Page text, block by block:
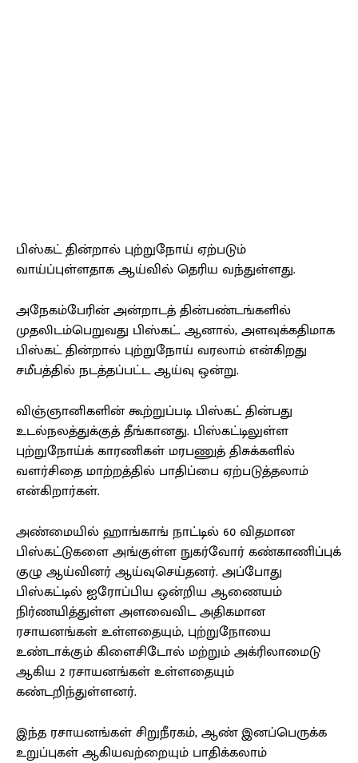
பிஸ்கட் தின்றால் புற்றுநோய் ஏற்படும்
வாய்ப்புள்ளதாக ஆய்வில் தெரிய வந்துள்ளது.
அநேகம்பேரின் அன்றாடத் தின்பண்டங்களில்
முதலிடம்பெறுவது பிஸ்கட். ஆனால், அளவுக்கதிமாக
பிஸ்கட் தின்றால் புற்றுநோய் வரலாம் என்கிறது
சமீபத்தில் நடத்தப்பட்ட ஆய்வு ஒன்று.
விஞ்ஞானிகளின் கூற்றுப்படி பிஸ்கட் தின்பது
உடல்நலத்துக்குத் தீங்கானது. பிஸ்கட்டிலுள்ள
புற்றுநோய்க் காரணிகள் மரபணுத் திசுக்களில்
வளர்சிதை மாற்றத்தில் பாதிப்பை ஏற்படுத்தலாம்
என்கிறார்கள்.
அண்மையில் ஹாங்காங் நாட்டில் 60 விதமான
பிஸ்கட்டுகளை அங்குள்ள நுகர்வோர் கண்காணிப்புக்
குழு ஆய்வினர் ஆய்வுசெய்தனர். அப்போது
பிஸ்கட்டில் ஐரோப்பிய ஒன்றிய ஆணையம்
நிர்ணயித்துள்ள அளவைவிட அதிகமான
ரசாயனங்கள் உள்ளதையும், புற்றுநோயை
உண்டாக்கும் கிளைசிடோல் மற்றும் அக்ரிலாமைடு
ஆகிய 2 ரசாயனங்கள் உள்ளதையும்
கண்டறிந்துள்ளனர்.
இந்த ரசாயனங்கள் சிறுநீரகம், ஆண் இனப்பெருக்க
உறுப்புகள் ஆகியவற்றையும் பாதிக்கலாம்